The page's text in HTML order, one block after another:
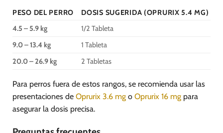
PESO DEL PERRO
DOSIS SUGERIDA (OPRURIX 5.4 MG)
4.5 – 5.9 kg
1/2 Tableta
9.0 – 13.4 kg
1 Tableta
20.0 – 26.9 kg
2 Tabletas
Para perros fuera de estos rangos, se recomienda usar las
presentaciones de Oprurix 3.6 mg o Oprurix 16 mg para
asegurar la dosis precisa.